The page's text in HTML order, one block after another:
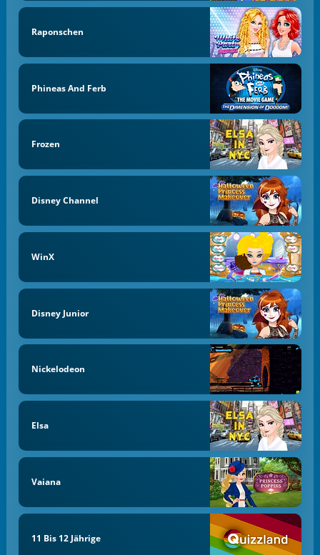
Raponschen
Phineas And Ferb
Frozen
Disney Channel
WinX
Disney Junior
Nickelodeon
Elsa
Vaiana
11 Bis 12 Jährige